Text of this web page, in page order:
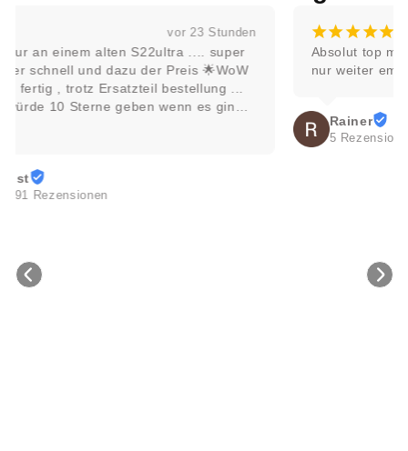
vor 2 Tagen
Absolut top mit super schnellem Service. Kann ich
nur weiter empfehlen. 👍